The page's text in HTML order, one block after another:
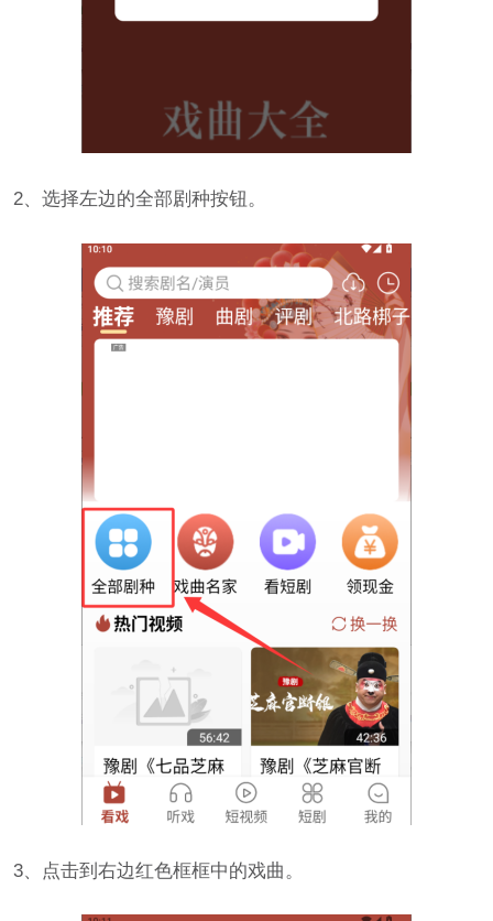
2、选择左边的全部剧种按钮。
3、点击到右边红色框框中的戏曲。